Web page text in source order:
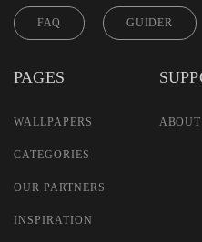
FAQ GUIDER
PAGES
WALLPAPERS
CATEGORIES
OUR PARTNERS
INSPIRATION